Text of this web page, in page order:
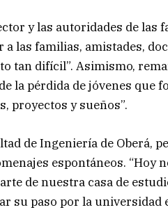
y las autoridades de las
las familias, amistades,
tan difícil”. Asimismo,
la pérdida de jóvenes que
proyectos y sueños”.
de Ingeniería de Oberá,
espontáneos. “Hoy
de nuestra casa de
su paso por la